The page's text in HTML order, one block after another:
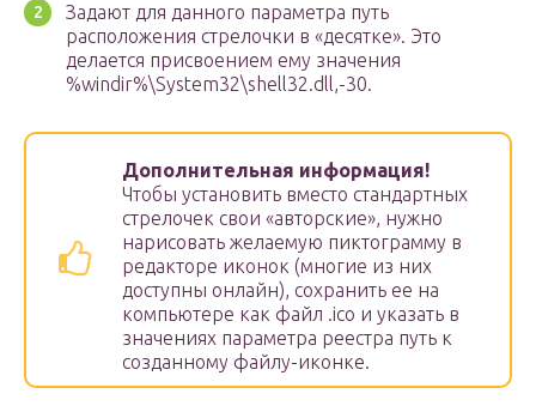
Задают для данного параметра путь
расположения стрелочки в «десятке». Это
делается присвоением ему значения
%windir%\System32\shell32.dll,-30.
Дополнительная информация!
Чтобы установить вместо стандартных
стрелочек свои «авторские», нужно
нарисовать желаемую пиктограмму в
редакторе иконок (многие из них
доступны онлайн), сохранить ее на
компьютере как файл .ico и указать в
значениях параметра реестра путь к
созданному файлу-иконке.